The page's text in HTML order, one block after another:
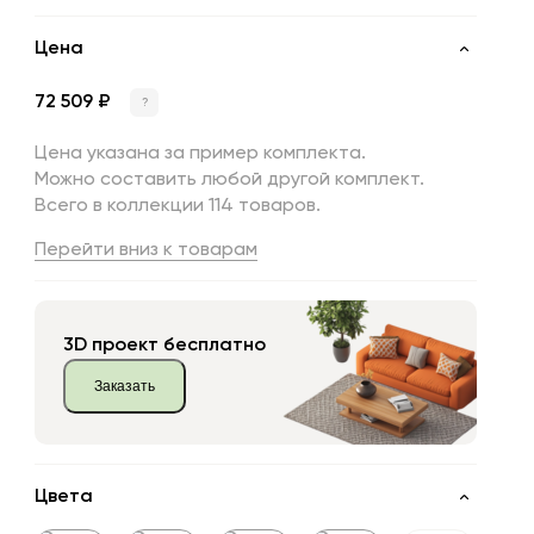
Цена
72 509 ₽ ?
Цена указана за пример комплекта.
Можно составить любой другой комплект.
Всего в коллекции 114 товаров.
Перейти вниз к товарам
3D проект бесплатно
Заказать
Цвета